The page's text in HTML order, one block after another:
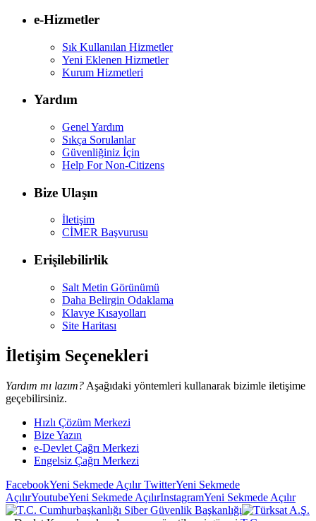
e-Hizmetler
Sık Kullanılan Hizmetler
Yeni Eklenen Hizmetler
Kurum Hizmetleri
Yardım
Genel Yardım
Sıkça Sorulanlar
Güvenliğiniz İçin
Help For Non-Citizens
Bize Ulaşın
İletişim
CİMER Başvurusu
Erişilebilirlik
Salt Metin Görünümü
Daha Belirgin Odaklama
Klavye Kısayolları
Site Haritası
İletişim Seçenekleri
Yardım mı lazım? Aşağıdaki yöntemleri kullanarak bizimle iletişime
geçebilirsiniz.
Hızlı Çözüm Merkezi
Bize Yazın
e-Devlet Çağrı Merkezi
Engelsiz Çağrı Merkezi
FacebookYeni Sekmede AçılırTwitterYeni Sekmede
AçılırYoutubeYeni Sekmede AçılırInstagramYeni Sekmede Açılır